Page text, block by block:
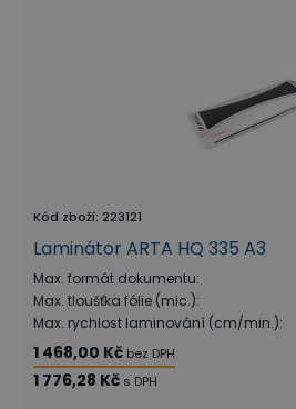
Kód zboží: 223121
Laminátor ARTA HQ 335 A3
Max. formát dokumentu:
Max. tloušťka fólie (mic.):
Max. rychlost laminování (cm/min.):
1 468,00 Kč bez DPH
1 776,28 Kč s DPH